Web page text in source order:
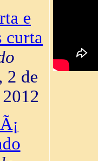
e
curta
, 2 de